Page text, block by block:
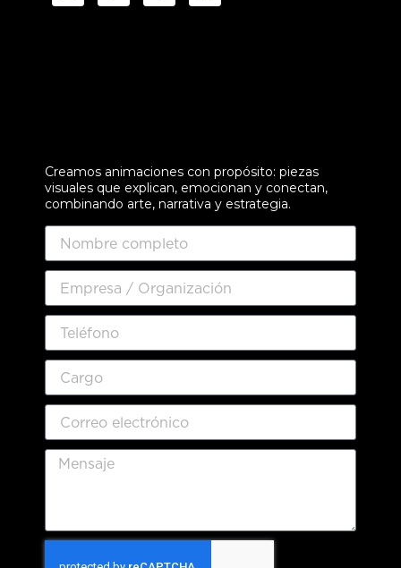
Creamos animaciones con propósito: piezas
visuales que explican, emocionan y conectan,
combinando arte, narrativa y estrategia.